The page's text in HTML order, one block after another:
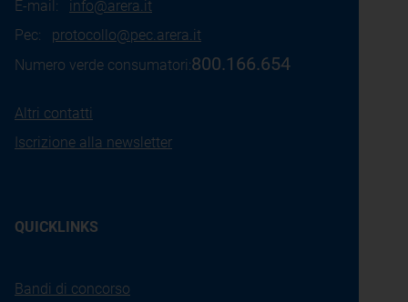
E-mail: info@arera.it
Pec: protocollo@pec.arera.it
Numero verde consumatori:800.166.654
Altri contatti
Iscrizione alla newsletter
QUICKLINKS
Bandi di concorso